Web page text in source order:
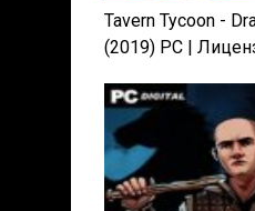
Tavern Tycoon -
(2019) PC |